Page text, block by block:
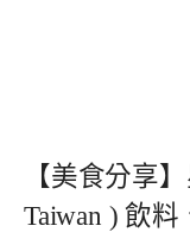
【美食分享
Taiwan ) 飲